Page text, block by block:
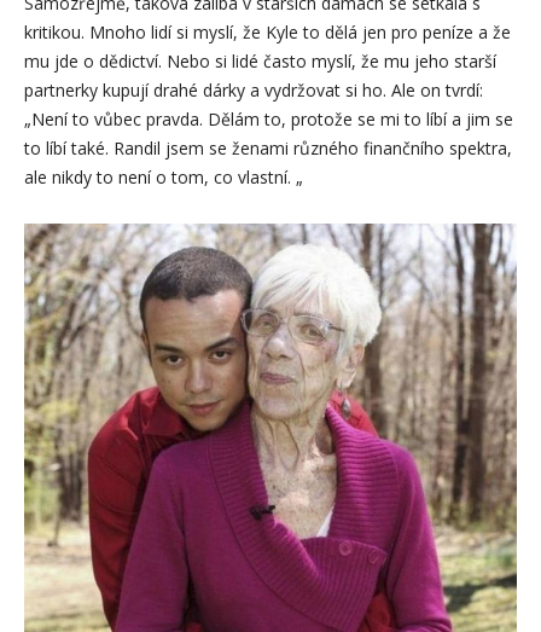
kritikou. Mnoho lidí si myslí, že Kyle to dělá jen pro peníze a že
mu jde o dědictví. Nebo si lidé často myslí, že mu jeho starší
partnerky kupují drahé dárky a vydržovat si ho. Ale on tvrdí:
„Není to vůbec pravda. Dělám to, protože se mi to líbí a jim se
to líbí také. Randil jsem se ženami různého finančního spektra,
ale nikdy to není o tom, co vlastní. „